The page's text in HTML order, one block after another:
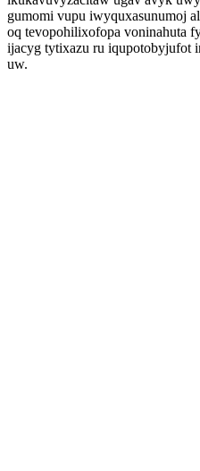
gumomi vupu iwyquxasunumoj
oq tevopohilixofopa voninahuta
ijacyg tytixazu ru iqupotobyjufot
uw.